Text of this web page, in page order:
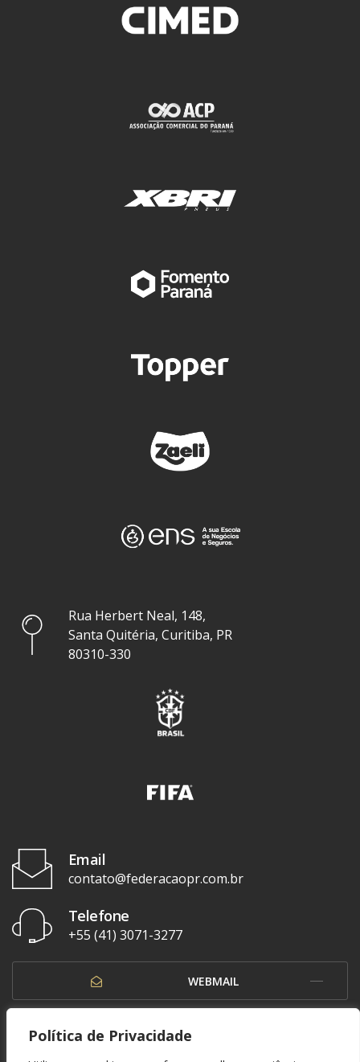
Política de Privacidade
Rua Herbert Neal, 148,
Santa Quitéria, Curitiba, PR
80310-330
Email
contato@federacaopr.com.br
Telefone
+55 (41) 3071-3277
WEBMAIL
OUVIDORIA